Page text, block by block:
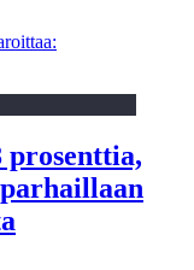
prosenttia,